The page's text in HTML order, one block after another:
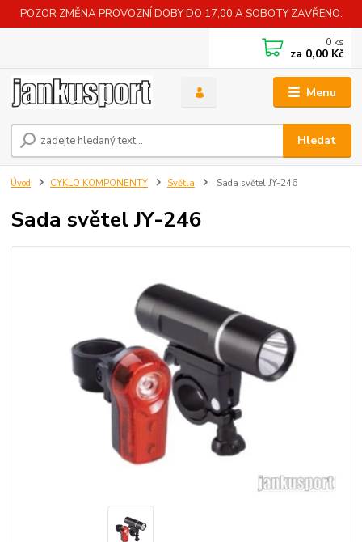
POZOR ZMĚNA PROVOZNÍ DOBY DO 17,00 A SOBOTY ZAVŘENO.
Menu
Hledat
0 ks
za 0,00 Kč
Úvod CYKLO KOMPONENTY Světla Sada světel JY-246
Sada světel JY-246